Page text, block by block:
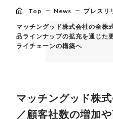
Top News プレスリ
マッチングッド株式会社の全株
品ラインナップの拡充を通じた
ライチェーンの構築へ
マッチングッド株
／顧客社数の増加